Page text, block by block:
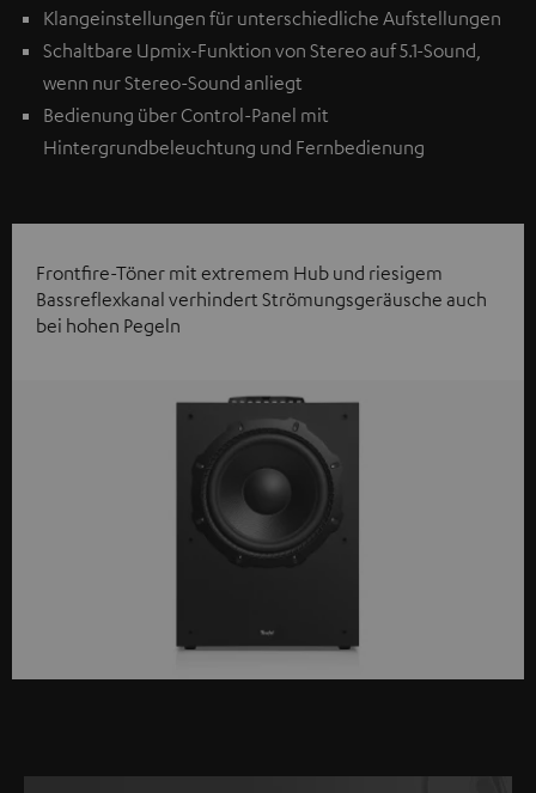
Klangeinstellungen für unterschiedliche Aufstellungen
Schaltbare Upmix-Funktion von Stereo auf 5.1-Sound,
wenn nur Stereo-Sound anliegt
Bedienung über Control-Panel mit
Hintergrundbeleuchtung und Fernbedienung
Frontfire-Töner mit extremem Hub und riesigem
Bassreflexkanal verhindert Strömungsgeräusche auch
bei hohen Pegeln